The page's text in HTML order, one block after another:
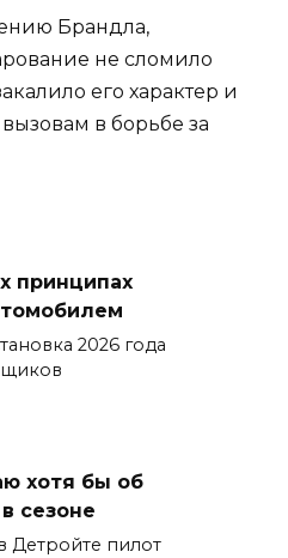
Брандла,
не сломило
его характер и
в борьбе за
принципах
2026 года
хотя бы об
сезоне
Детройте пилот